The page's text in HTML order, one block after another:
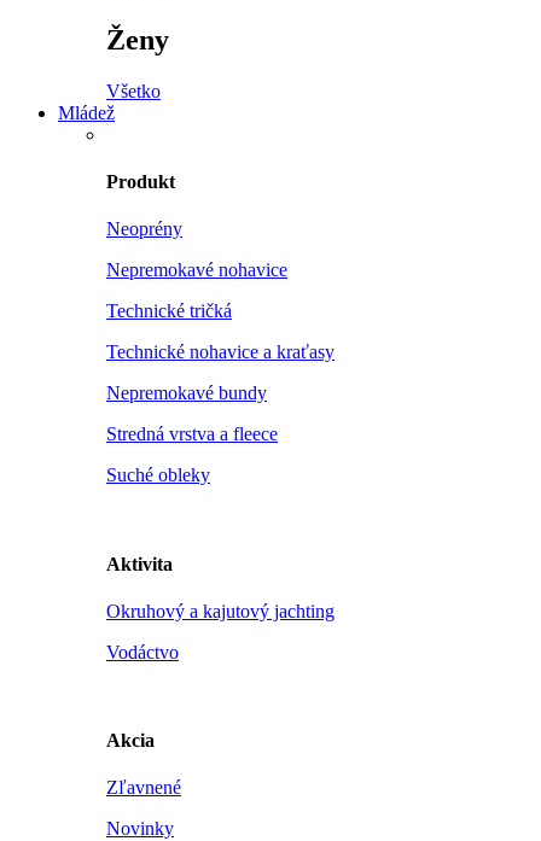
Ženy
Všetko
Mládež
Produkt
Neoprény
Nepremokavé nohavice
Technické tričká
Technické nohavice a kraťasy
Nepremokavé bundy
Stredná vrstva a fleece
Suché obleky
Aktivita
Okruhový a kajutový jachting
Vodáctvo
Akcia
Zľavnené
Novinky